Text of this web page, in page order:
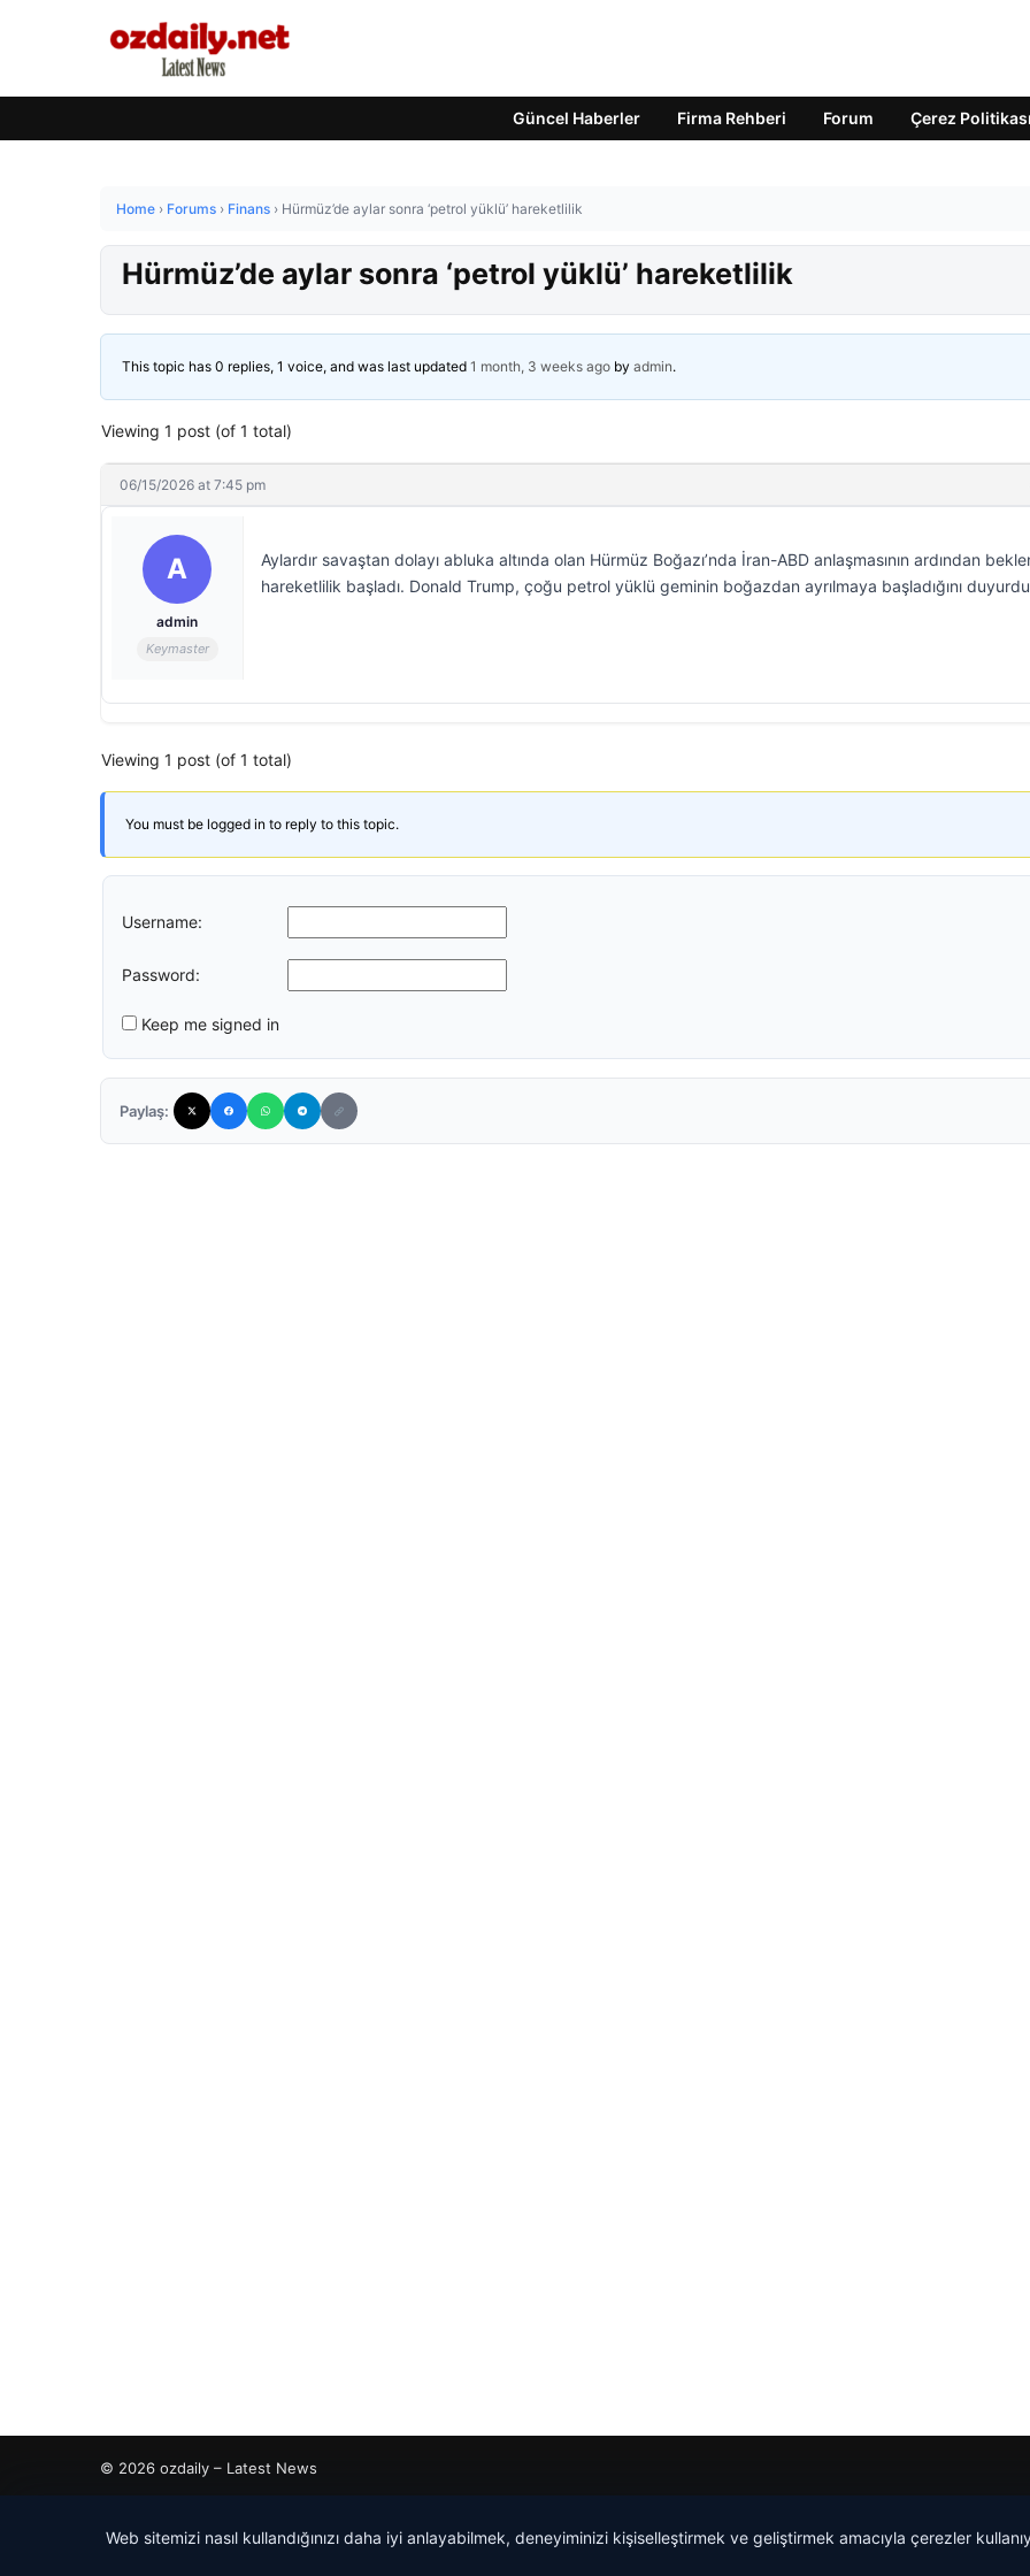
Güncel Haberler Firma Rehberi Forum Çerez Politikası
Home › Forums › Finans › Hürmüz’de aylar sonra ‘petrol yüklü’ hareketlilik
Hürmüz’de aylar sonra ‘petrol yüklü’ hareketlilik
This topic has 0 replies, 1 voice, and was last updated 1 month, 3 weeks ago by admin.
Viewing 1 post (of 1 total)
06/15/2026 at 7:45 pm
A
admin
Keymaster
Aylardır savaştan dolayı abluka altında olan Hürmüz Boğazı’nda İran-ABD anlaşmasının ardından
hareketlilik başladı. Donald Trump, çoğu petrol yüklü geminin boğazdan ayrılmaya başladığını
Viewing 1 post (of 1 total)
You must be logged in to reply to this topic.
Username:
Password:
Keep me signed in
Paylaş:
© 2026 ozdaily – Latest News
Web sitemizi nasıl kullandığınızı daha iyi anlayabilmek, deneyiminizi kişiselleştirmek ve geliştirmek amacıyla çerezler